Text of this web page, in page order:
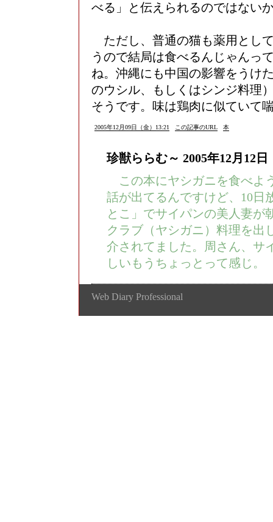
べる」と伝えられるのではない
ただし、普通の猫も薬用とし
うので結局は食べるんじゃんっ
ね。沖縄にも中国の影響をうけ
のウシル、もしくはシンジ料理
そうです。味は鶏肉に似ていて
2005年12月09日（金）13:21 この記事のURL 本
珍獣ららむ～ 2005年12月12
この本にヤシガニを食べよ
話が出てるんですけど、10日
とこ」でサイパンの美人妻が
クラブ（ヤシガニ）料理を出
介されてました。周さん、サ
しいもうちょっとって感じ。
Web Diary Professional